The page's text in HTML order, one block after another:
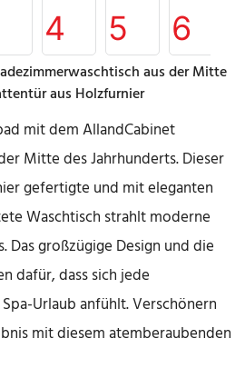
aus der Mitte
aus Holzfurnier
mit dem AllandCabinet
Mitte des Jahrhunderts. Dieser
gefertigte und mit eleganten
Waschtisch strahlt moderne
Das großzügige Design und die
dafür, dass sich jede
Urlaub anfühlt. Verschönern
mit diesem atemberaubenden